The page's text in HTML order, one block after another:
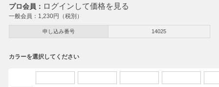
プロ会員： ログインして価格を見る
一般会員： 1,230円（税別）
申し込み番号 14025
カラーを選択してください